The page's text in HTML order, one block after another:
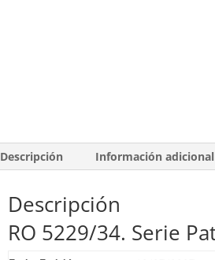
Descripción Información adicional
Descripción
RO 5229/34. Serie